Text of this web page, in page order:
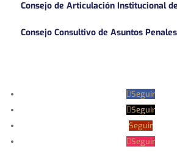
Consejo de Articulación Institucional
Consejo Consultivo de Asuntos Penales
Seguir
Seguir
Seguir
Seguir